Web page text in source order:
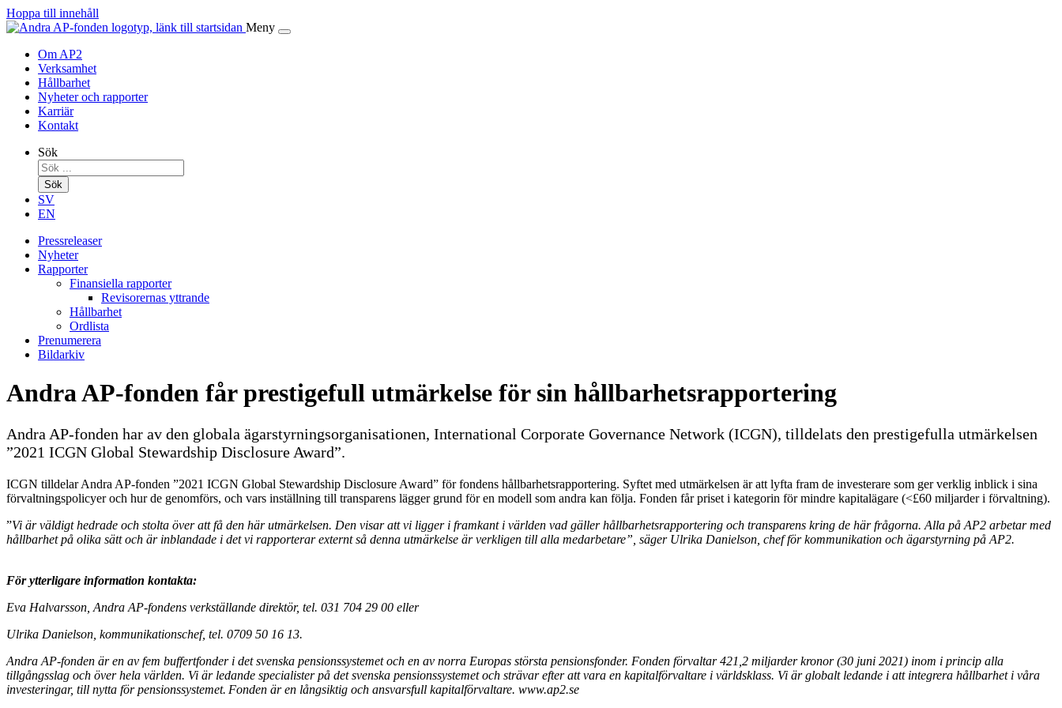
Hoppa till innehåll
Meny
Om AP2
Verksamhet
Hållbarhet
Nyheter och rapporter
Karriär
Kontakt
Sök
Sök
SV
EN
Pressreleaser
Nyheter
Rapporter
Finansiella rapporter
Revisorernas yttrande
Hållbarhet
Ordlista
Prenumerera
Bildarkiv
Andra AP-fonden får prestigefull utmärkelse för sin hållbarhetsrapportering
Andra AP-fonden har av den globala ägarstyrningsorganisationen, International Corporate Governance Network (ICGN), tilldelats den prestigefulla utmärkelsen
”2021 ICGN Global Stewardship Disclosure Award”.
ICGN tilldelar Andra AP-fonden ”2021 ICGN Global Stewardship Disclosure Award” för fondens hållbarhetsrapportering. Syftet med utmärkelsen är att lyfta fram de investerare som ger verklig inblick i sina
förvaltningspolicyer och hur de genomförs, och vars inställning till transparens lägger grund för en modell som andra kan följa. Fonden får priset i kategorin för mindre kapitalägare (<£60 miljarder i förvaltning).
”Vi är väldigt hedrade och stolta över att få den här utmärkelsen. Den visar att vi ligger i framkant i världen vad gäller hållbarhetsrapportering och transparens kring de här frågorna. Alla på AP2 arbetar med
hållbarhet på olika sätt och är inblandade i det vi rapporterar externt så denna utmärkelse är verkligen till alla medarbetare”, säger Ulrika Danielson, chef för kommunikation och ägarstyrning på AP2.
För ytterligare information kontakta:
Eva Halvarsson , Andra AP-fondens verkställande direktör, tel. 031 704 29 00 eller
Ulrika Danielson, kommunikationschef, tel. 0709 50 16 13.
Andra AP-fonden är en av fem buffertfonder i det svenska pensionssystemet och en av norra Europas största pensionsfonder. Fonden förvaltar 421,2 miljarder kronor (30 juni 2021) inom i princip alla
tillgångsslag och över hela världen. Vi är ledande specialister på det svenska pensionssystemet och strävar efter att vara en kapitalförvaltare i världsklass. Vi är globalt ledande i att integrera hållbarhet i våra
investeringar, till nytta för pensionssystemet. Fonden är en långsiktig och ansvarsfull kapitalförvaltare. www.ap2.se